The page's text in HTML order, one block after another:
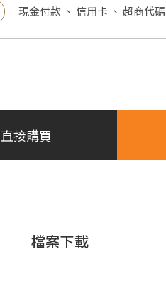
現金付款 、 信用卡 、 超商代碼
直接購買
檔案下載